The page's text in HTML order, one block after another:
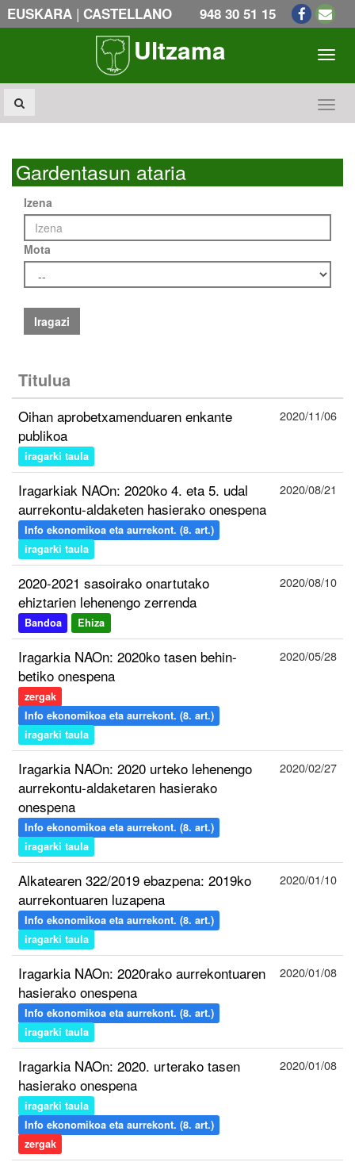
EUSKARA | CASTELLANO 948 30 51 15
Ultzama
Gardentasun ataria
Izena
Mota
Iragazi
Titulua
Oihan aprobetxamenduaren enkante
publikoa
iragarki taula
2020/11/06
Iragarkiak NAOn: 2020ko 4. eta 5. udal
aurrekontu-aldaketen hasierako onespena
Info ekonomikoa eta aurrekont. (8. art.)
iragarki taula
2020/08/21
2020-2021 sasoirako onartutako
ehiztarien lehenengo zerrenda
Bandoa Ehiza
2020/08/10
Iragarkia NAOn: 2020ko tasen behin-
betiko onespena
zergak
Info ekonomikoa eta aurrekont. (8. art.)
iragarki taula
2020/05/28
Iragarkia NAOn: 2020 urteko lehenengo
aurrekontu-aldaketaren hasierako
onespena
Info ekonomikoa eta aurrekont. (8. art.)
iragarki taula
2020/02/27
Alkatearen 322/2019 ebazpena: 2019ko
aurrekontuaren luzapena
Info ekonomikoa eta aurrekont. (8. art.)
iragarki taula
2020/01/10
Iragarkia NAOn: 2020rako aurrekontuaren
hasierako onespena
Info ekonomikoa eta aurrekont. (8. art.)
iragarki taula
2020/01/08
Iragarkia NAOn: 2020. urterako tasen
hasierako onespena
iragarki taula
Info ekonomikoa eta aurrekont. (8. art.)
zergak
2020/01/08